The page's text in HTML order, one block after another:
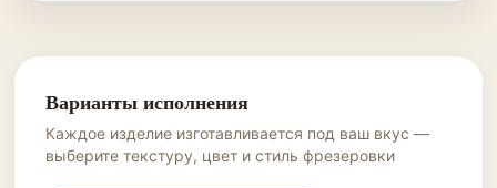
Варианты исполнения
Каждое изделие изготавливается под ваш вкус —
выберите текстуру, цвет и стиль фрезеровки